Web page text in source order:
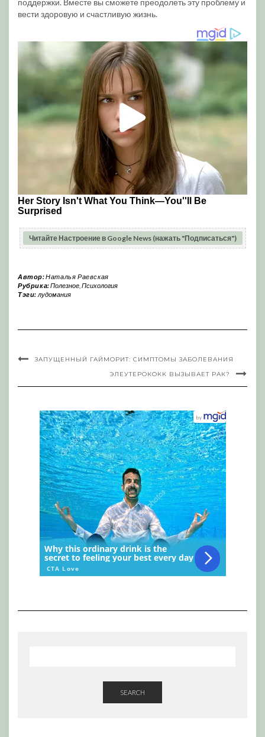
поддержки. Вместе вы сможете преодолеть эту проблему и
вести здоровую и счастливую жизнь.
Читайте Настроение в Google News (нажать "Подписаться")
Автор:Наталья Раевская
Рубрика:Полезное ,Психология
Тэги: лудомания
ЗАПУЩЕННЫЙ ГАЙМОРИТ: СИМПТОМЫ ЗАБОЛЕВАНИЯ
ЭЛЕУТЕРОКОКК ВЫЗЫВАЕТ РАК?
SEARCH